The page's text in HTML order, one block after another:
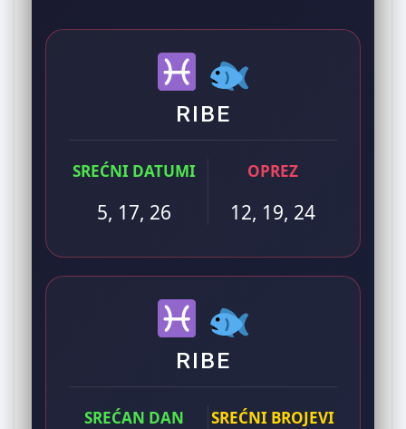
RIBE
SREĆNI DATUMI
5, 17, 26
OPREZ
12, 19, 24
RIBE
SREĆAN DAN SREĆNI BROJEVI